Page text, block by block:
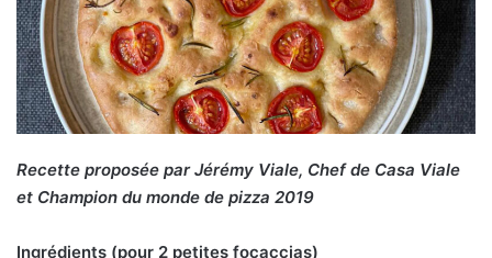
Recette proposée par Jérémy Viale, Chef de Casa Viale
et Champion du monde de pizza 2019
Ingrédients (pour 2 petites focaccias)